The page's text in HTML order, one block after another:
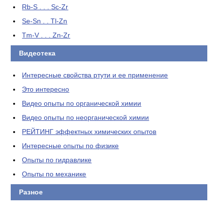
Rb-S . . . Sc-Zr
Se-Sn . . Tl-Zn
Tm-V . . . Zn-Zr
Видеотека
Интересные свойства ртути и ее применение
Это интересно
Видео опыты по органической химии
Видео опыты по неорганической химии
РЕЙТИНГ эффектных химических опытов
Интересные опыты по физике
Опыты по гидравлике
Опыты по механике
Разное